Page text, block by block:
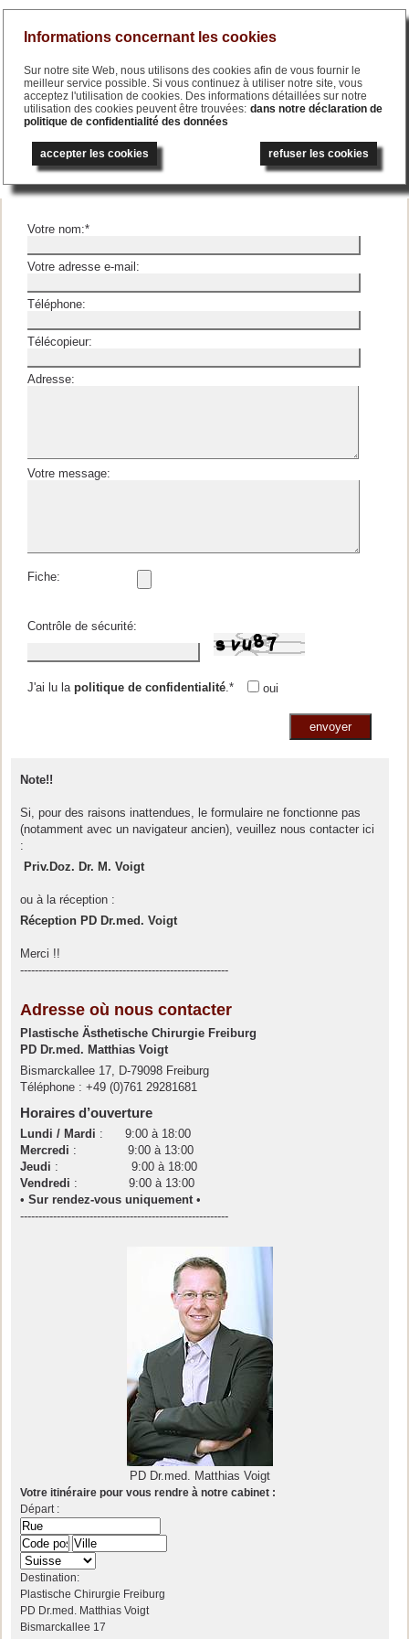
Informations concernant les cookies
Sur notre site Web, nous utilisons des cookies afin de vous fournir le
meilleur service possible. Si vous continuez à utiliser notre site, vous
acceptez l'utilisation de cookies. Des informations détaillées sur notre
utilisation des cookies peuvent être trouvées: dans notre déclaration de
politique de confidentialité des données
refuser les cookies
accepter les cookies
العربية
русский
Message pour le Dr. Voigt
Votre nom:*
Votre adresse e-mail:
Téléphone:
Télécopieur:
Adresse:
Votre message:
Fiche:
Contrôle de sécurité:
J'ai lu lapolitique de confidentialité.* oui
Note!!
Si, pour des raisons inattendues, le formulaire ne fonctionne pas
(notamment avec un navigateur ancien), veuillez nous contacter ici
:
Priv.Doz. Dr. M. Voigt
ou à la réception :
Réception PD Dr.med. Voigt
Merci !!
---------------------------------------------------------
Adresse où nous contacter
Plastische Ästhetische Chirurgie Freiburg
PD Dr.med. Matthias Voigt
Bismarckallee 17, D-79098 Freiburg
Téléphone : +49 (0)761 29281681
Horaires d’ouverture
Lundi / Mardi : 9:00 à 18:00
Mercredi : 9:00 à 13:00
Jeudi : 9:00 à 18:00
Vendredi : 9:00 à 13:00
•Sur rendez-vous uniquement•
---------------------------------------------------------
PD Dr.med. Matthias Voigt
Votre itinéraire pour vous rendre à notre cabinet :
Départ :
Destination:
Plastische Chirurgie Freiburg
PD Dr.med. Matthias Voigt
Bismarckallee 17